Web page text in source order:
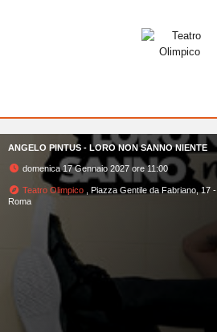
ANGELO PINTUS - LORO NON SANNO NIENTE
domenica 17 Gennaio 2027 ore 11:00
Teatro Olimpico , Piazza Gentile da Fabriano, 17 -
Roma